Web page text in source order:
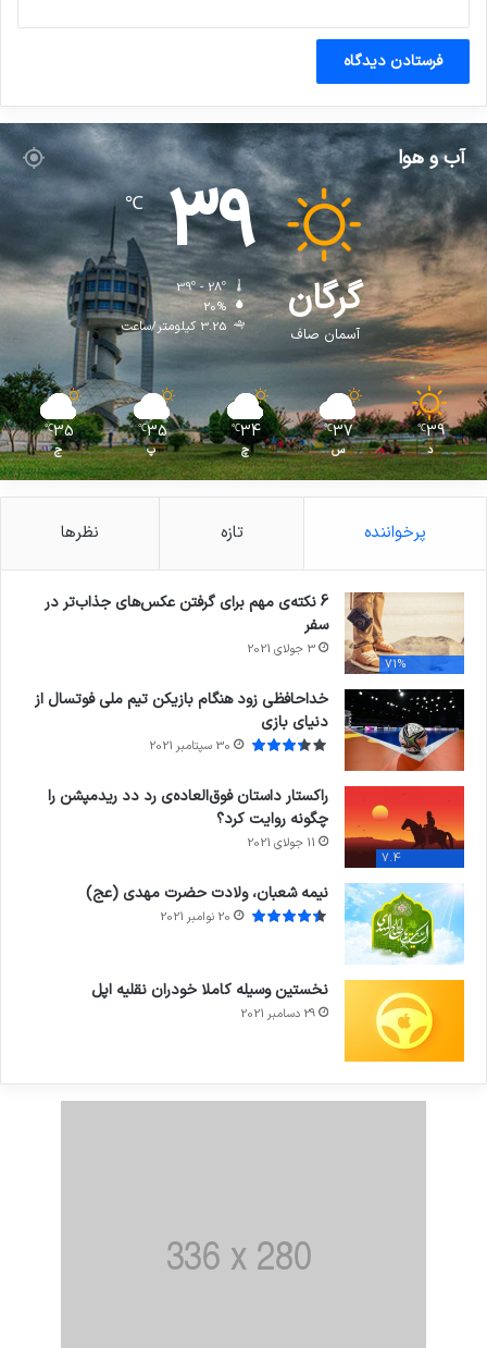
آب و هوا
گرگان
آسمان صاف
39
℃
39º - 28º
20%
3.25 کیلومتر/ساعت
39
℃
د
37
℃
س
34
℃
چ
35
℃
پ
35
℃
ج
پرخواننده تازه نظرها
71%
6 نکته‌ی مهم برای گرفتن عکس‌های جذاب‌تر در
سفر
3 جولای 2021
خداحافظی زود هنگام بازیکن تیم ملی فوتسال از
دنیای بازی
30 سپتامبر 2021
7.4
راکستار داستان فوق‌العاده‌ی رد دد ریدمپشن را
چگونه روایت کرد؟
11 جولای 2021
نیمه شعبان، ولادت حضرت مهدی (عج)
20 نوامبر 2021
نخستین وسیله کاملا خودران نقلیه اپل
29 دسامبر 2021